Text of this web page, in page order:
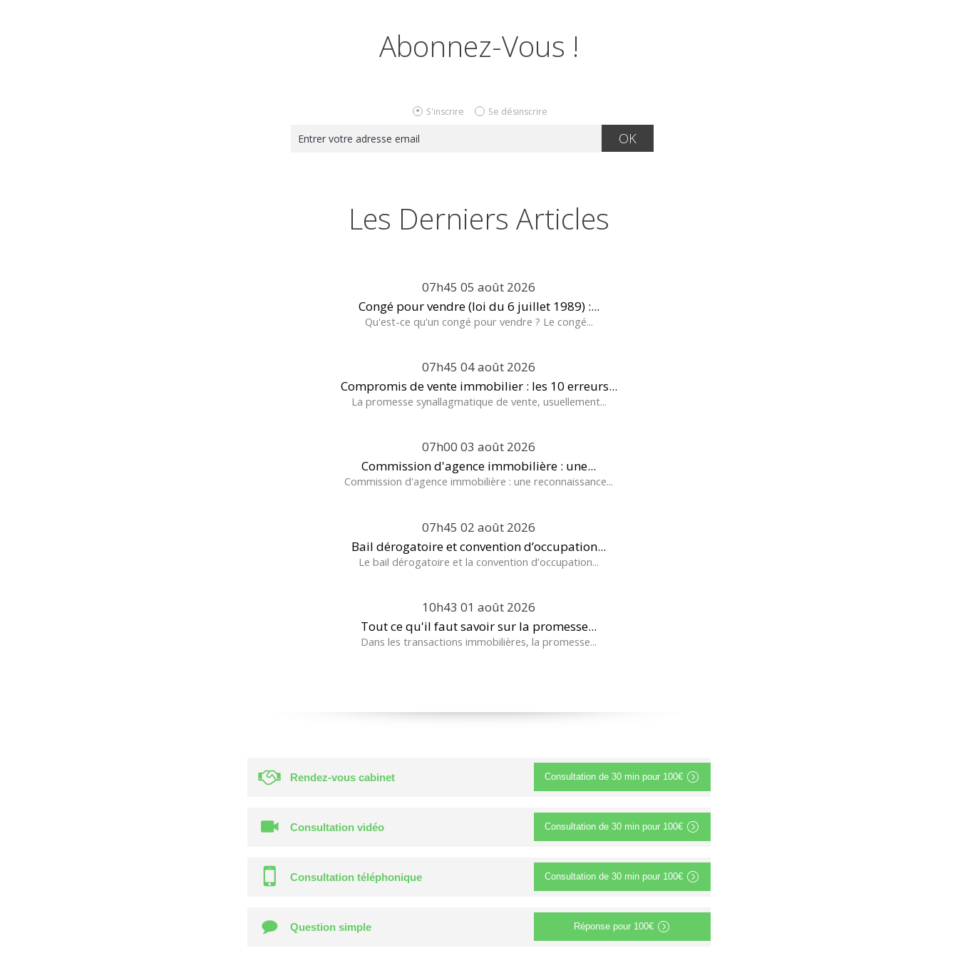
Abonnez-Vous !
S'inscrire Se désinscrire
Les Derniers Articles
07h45 05 août 2026
Congé pour vendre (loi du 6 juillet 1989) :...
Qu'est-ce qu'un congé pour vendre ? Le congé...
07h45 04août 2026
Compromis de vente immobilier : les 10 erreurs...
La promesse synallagmatique de vente, usuellement...
07h00 03 août 2026
Commission d'agence immobilière : une...
Commission d'agence immobilière : une reconnaissance...
07h45 02 août 2026
Bail dérogatoire et convention d’occupation...
Le bail dérogatoire et la convention d’occupation...
10h43 01 août 2026
Tout ce qu'il faut savoir sur la promesse...
Dans les transactions immobilières, la promesse...
Rendez-vous cabinet Consultation de 30 min pour 100€
Consultation vidéo Consultation de 30 min pour 100€
Consultation téléphonique Consultation de 30 min pour 100€
Question simple Réponse pour 100€